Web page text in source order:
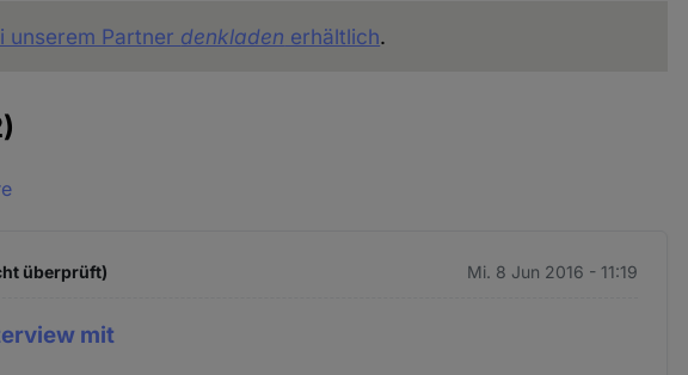
unserem Partner denkladen erhältlich.
überprüft) Mi. 8 Jun 2016 - 11:19
mit